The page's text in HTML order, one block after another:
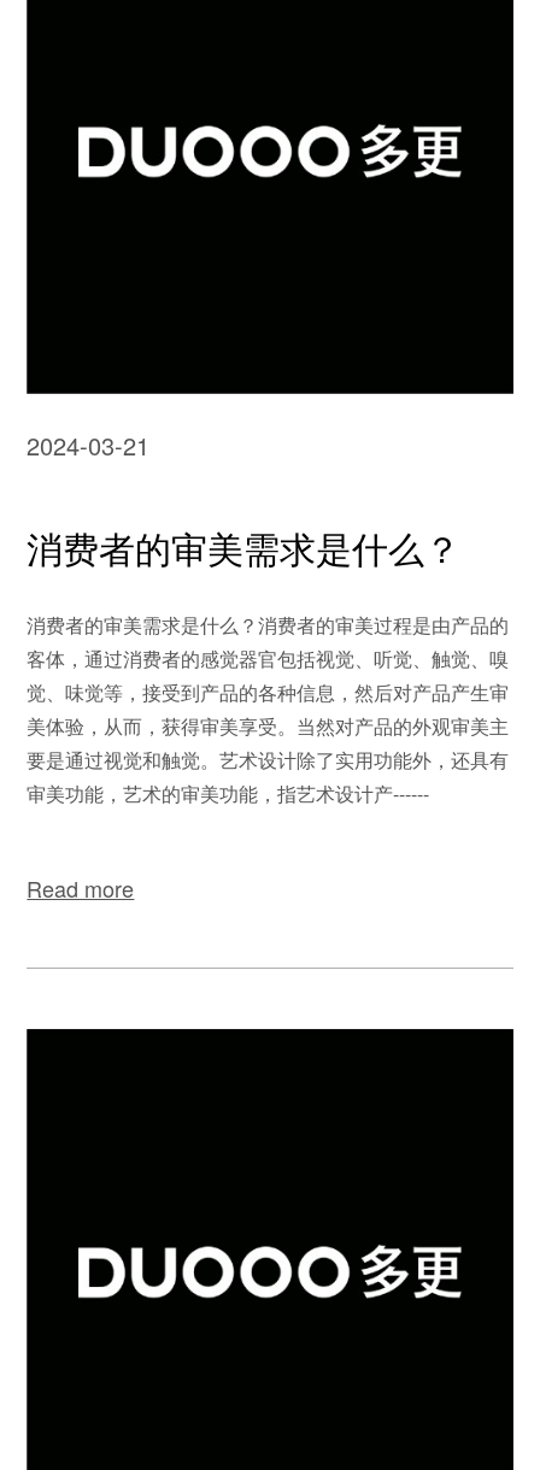
2024-03-21
消费者的审美需求是什么？
消费者的审美需求是什么？消费者的审美过程是由产品的
客体，通过消费者的感觉器官包括视觉、听觉、触觉、嗅
觉、味觉等，接受到产品的各种信息，然后对产品产生审
美体验，从而，获得审美享受。当然对产品的外观审美主
要是通过视觉和触觉。艺术设计除了实用功能外，还具有
审美功能，艺术的审美功能，指艺术设计产------
Read more